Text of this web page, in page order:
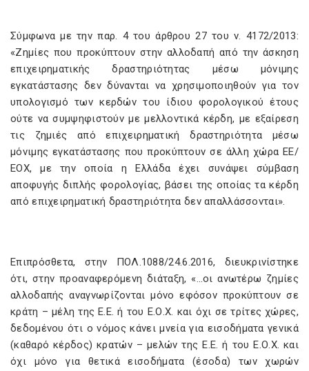
Σύμφωνα με την παρ. 4 του άρθρου 27 του ν. 4172/2013:
«Ζημίες που προκύπτουν στην αλλοδαπή από την άσκηση
επιχειρηματικής δραστηριότητας μέσω μόνιμης
εγκατάστασης δεν δύνανται να χρησιμοποιηθούν για τον
υπολογισμό των κερδών του ίδιου φορολογικού έτους
ούτε να συμψηφιστούν με μελλοντικά κέρδη, με εξαίρεση
τις ζημιές από επιχειρηματική δραστηριότητα μέσω
μόνιμης εγκατάστασης που προκύπτουν σε άλλη χώρα ΕΕ/
ΕΟΧ, με την οποία η Ελλάδα έχει συνάψει σύμβαση
αποφυγής διπλής φορολογίας, βάσει της οποίας τα κέρδη
από επιχειρηματική δραστηριότητα δεν απαλλάσσονται».
Επιπρόσθετα, στην ΠΟΛ.1088/24.6.2016, διευκρινίστηκε
ότι, στην προαναφερόμενη διάταξη, «…οι ανωτέρω ζημίες
αλλοδαπής αναγνωρίζονται μόνο εφόσον προκύπτουν σε
κράτη – μέλη της Ε.Ε. ή του Ε.Ο.Χ. και όχι σε τρίτες χώρες,
δεδομένου ότι ο νόμος κάνει μνεία για εισοδήματα γενικά
(καθαρό κέρδος) κρατών – μελών της Ε.Ε. ή του Ε.Ο.Χ. και
όχι μόνο για θετικά εισοδήματα (έσοδα) των χωρών